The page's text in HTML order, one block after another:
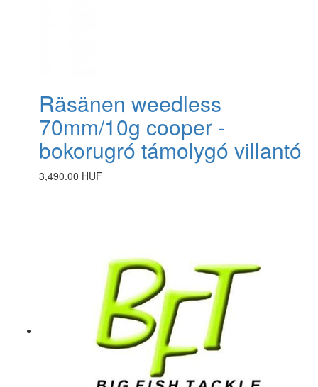
Räsänen weedless
70mm/10g cooper -
bokorugró támolygó villantó
3,490.00 HUF